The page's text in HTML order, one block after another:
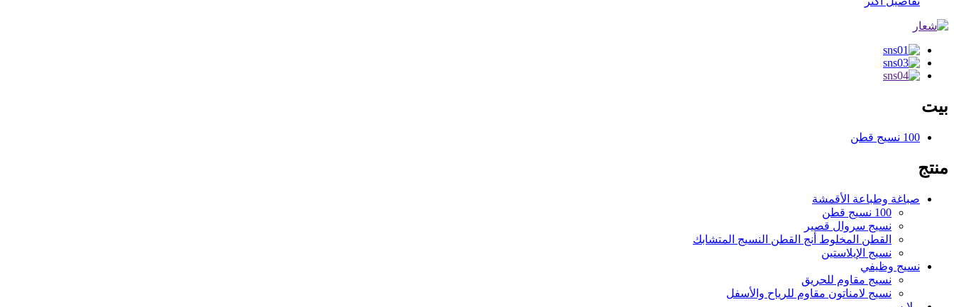
بيت
100 نسيج قطن
منتج
صباغة وطباعة الأقمشة
100 نسيج قطن
نسيج سروال قصير
القطن المخلوط أنج القطن النسيج المتشابك
نسيج الإيلاستين
نسيج وظيفي
نسيج مقاوم للحريق
نسيج لامناتون مقاوم للرياح والأسفل